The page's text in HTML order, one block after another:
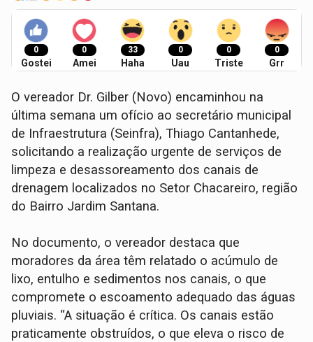
0
Gostei
0
Amei
33
Haha
0
Uau
0
Triste
0
Grr
O vereador Dr. Gilber (Novo) encaminhou na
última semana um ofício ao secretário municipal
de Infraestrutura (Seinfra), Thiago Cantanhede,
solicitando a realização urgente de serviços de
limpeza e desassoreamento dos canais de
drenagem localizados no Setor Chacareiro, região
do Bairro Jardim Santana.
No documento, o vereador destaca que
moradores da área têm relatado o acúmulo de
lixo, entulho e sedimentos nos canais, o que
compromete o escoamento adequado das águas
pluviais. “A situação é crítica. Os canais estão
praticamente obstruídos, o que eleva o risco de